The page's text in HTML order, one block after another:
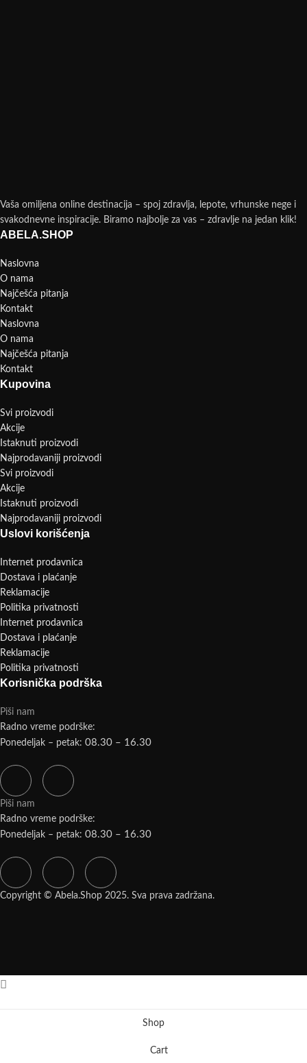
Vaša omiljena online destinacija – spoj zdravlja, lepote, vrhunske nege i
svakodnevne inspiracije. Biramo najbolje za vas – zdravlje na jedan klik!
ABELA.SHOP
Naslovna
O nama
Najčešća pitanja
Kontakt
Naslovna
O nama
Najčešća pitanja
Kontakt
Kupovina
Svi proizvodi
Akcije
Istaknuti proizvodi
Najprodavaniji proizvodi
Svi proizvodi
Akcije
Istaknuti proizvodi
Najprodavaniji proizvodi
Uslovi korišćenja
Internet prodavnica
Dostava i plaćanje
Reklamacije
Politika privatnosti
Internet prodavnica
Dostava i plaćanje
Reklamacije
Politika privatnosti
Korisnička podrška
Piši nam
Radno vreme podrške:
Ponedeljak – petak: 08.30 – 16.30
Piši nam
Radno vreme podrške:
Ponedeljak – petak: 08.30 – 16.30
Copyright © Abela.Shop 2025. Sva prava zadržana.
Shop
Cart